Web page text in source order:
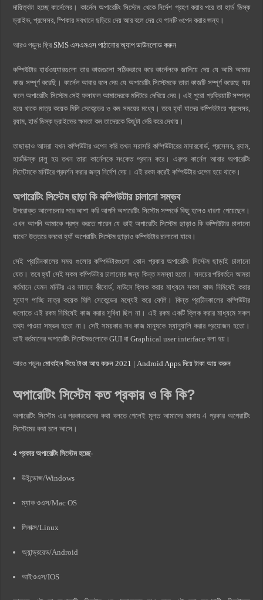
দায়িত্বটা হচ্ছে কার্নেলের। কার্নেল অপারেটিং সিস্টেম থেকে নির্দেশ গ্রহণ করার পরে তা হার্ড ডিস্ক
ড্রাইভ, প্রসেসর, স্পিকার সবখানে ছড়িয়ে দেয় আর বলে দেয় যে গানটি ওপেন করার জন্য।
আরও পড়ুনঃ ফ্রি SMS এসএমএস পাঠানোর অ্যাপ ডাউনলোড করুন
কম্পিউটার হার্ডওয়্যারগুলো তার কাজগুলো সঠিকভাবে করে কার্নেলকে জানিয়ে দেয় যে আমি আমার
কাজ সম্পূর্ণ করেছি। কার্নেল আবার বলে দেয় যে অপারেটিং সিস্টেমকে তারা কাজটি সম্পূর্ণ করেছে যার
ফলে অপারেটিং সিস্টেম সেই ফলাফল আমাদেরকে মনিটরে দেখিয়ে দেয়। এই পুরো প্রক্রিয়াটি সম্পন্ন
হয়ে থাকে মাত্র কয়েক মিলি সেকেন্ডের ও কম সময়ের মধ্যে। তবে হ্যাঁ যাদের কম্পিউটারে প্রসেসর,
র‍্যাম, হার্ড ডিস্ক ড্রাইভের ক্ষমতা কম তাদেরকে কিছুটা দেরি করে দেখায়।
তাছাড়াও আমরা যখন কম্পিউটার ওপেন করি তখন সরাসরি কম্পিউটারের মাদারবোর্ড, প্রসেসর, র‍্যাম,
হার্ডডিস্ক চালু হয় তখন তারা কার্নেলকে সংকেত প্রদান করে। এরপর কার্নেল আবার অপারেটিং
সিস্টেমকে মনিটরে প্রদর্শন করার জন্য নির্দেশ দেয়। এই রকম করেই কম্পিউটার ওপেন হয়ে থাকে।
অপারেটিং সিস্টেম ছাড়া কি কম্পিউটার চালানো সম্ভব
উপরোক্ত আলোচনার পরে আশা করি আপনি অপারেটিং সিস্টেম সম্পর্কে কিছু হলেও ধারণা পেয়েছেন।
এখন আপনি আমাকে প্রশ্ন করতে পারেন যে ভাই অপারেটিং সিস্টেম ছাড়াও কি কম্পিউটার চালানো
যাবে? উত্তরে বলবো হ্যাঁ অপেরাটিং সিস্টেম ছাড়াও কম্পিউটার চালানো যাবে।
সেই প্রাচীনকালের সময় গুলোর কম্পিউটারগুলো কোন প্রকার অপারেটিং সিস্টেম ছাড়াই চালানো
যেত। তবে হ্যাঁ সেই সকল কম্পিউটার চালানোর জন্য কিন্ত সমস্যা হতো। সময়ের পরিবর্তনে আমরা
বর্তমানে যেমন মনিটর এর সামনে কীবোর্ড, মাউসে ক্লিক করার মাধ্যমে সকল কাজ নিমিষেই করার
সুযোগ পাচ্ছি মাত্র কয়েক মিলি সেকেন্ডের মধ্যেই করে ফেলি। কিন্ত প্রাচীনকালের কম্পিউটার
গুলোতে এই রকম নিমিষেই কাজ করার সুবিধা ছিল না। এই রকম একটি ক্লিক করার মাধ্যমে সকল
তথ্য পাওয়া সম্ভব হতো না। সেই সময়কার সব কাজ মানুষকে ম্যানুয়ালি করার প্রয়োজন হতো।
তাই বর্তমানের অপারেটিং সিস্টেমগুলোকে GUI বা Graphical user interface বলা হয়।
আরও পড়ুনঃমোবাইল দিয়ে টাকা আয় করুন 2021 | Android Apps দিয়ে টাকা আয় করুন
অপারেটিং সিস্টেম কত প্রকার ও কি কি?
অপারেটিং সিস্টেম এর প্রকারভেদের কথা বলতে গেলেই মূলত আমাদের মাথায় 4 প্রকার অপেরাটিং
সিস্টেমের কথা চলে আসে।
4 প্রকার অপারেটিং সিস্টেম হচ্ছে-
উইন্ডোজ/Windows
ম্যাক ওএস/Mac OS
লিনাক্স/Linux
অ্যান্ড্রয়েড/Android
আইওএস/IOS